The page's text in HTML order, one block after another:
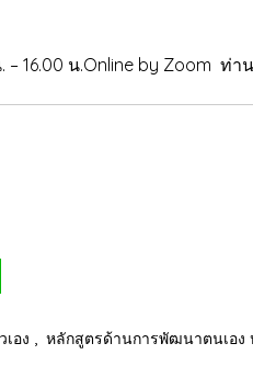
– 16.00 น.Online by Zoom ท่า
อง หลักสูตรด้านการพัฒนาตนเอง